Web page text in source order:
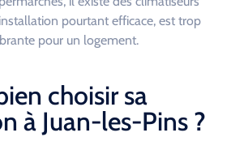
pourtant efficace, est trop
pour un logement.
choisir sa
à Juan-les-Pins ?